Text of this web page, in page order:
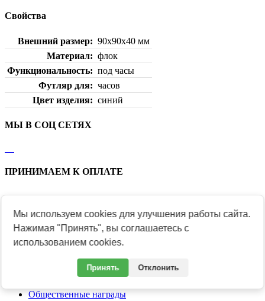
Свойства
Внешний размер
90х90х40 мм
Материал
флок
Функциональность
под часы
Футляр для
часов
Цвет изделия
синий
МЫ В СОЦ СЕТЯХ
ПРИНИМАЕМ К ОПЛАТЕ
Каталог
Заказать медали и знаки
Подарки и сувениры
Гербы и Флаги
Общественные награды
Мы используем cookies для улучшения работы сайта.
Нажимая "Принять", вы соглашаетесь с
использованием cookies.
Принять Отклонить